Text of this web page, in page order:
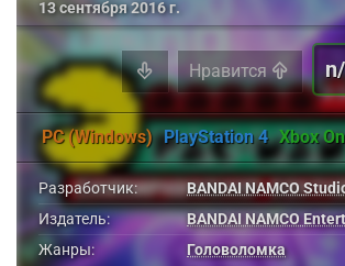
13 сентября 2016 г.
Нравится
PC (Windows) PlayStation 4 Xbox
Разработчик:
BANDAI NAMCO
Издатель:
BANDAI NAMCO
Жанры:
Головоломка